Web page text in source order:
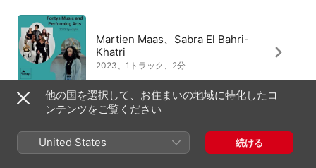
Martien Maas、Sabra El Bahri-
Khatri
2023、1トラック、2分
グラハム・ジョンソン、Robin
Tritschler
他の国を選択して、お住まいの地域に特化したコ
ンテンツをご覧ください
United States 続ける